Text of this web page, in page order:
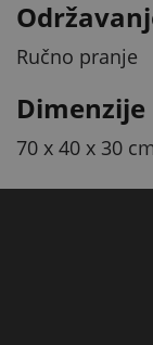
Ručno pranje
Dimenzije
70 x 40 x 30